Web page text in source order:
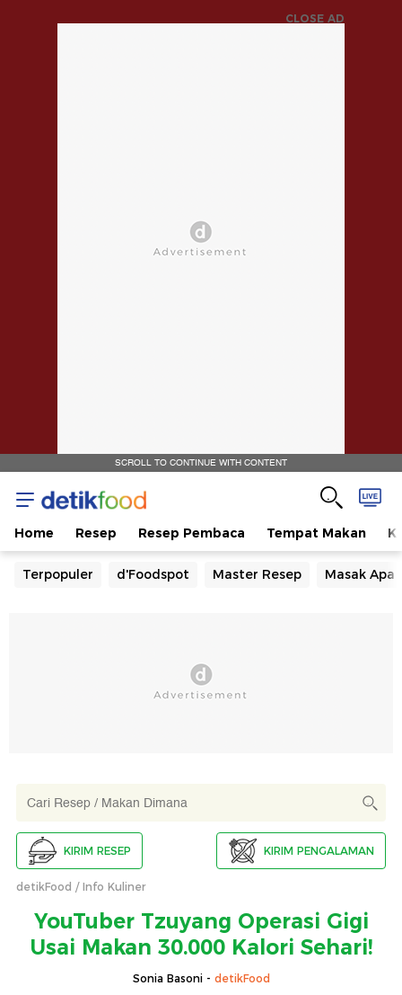
CLOSE AD
SCROLL TO CONTINUE WITH CONTENT
Home Resep Resep Pembaca Tempat Makan
Terpopuler d'Foodspot Master Resep Masak Apa
KIRIM RESEP KIRIM PENGALAMAN
detikFood Info Kuliner
YouTuber Tzuyang Operasi Gigi
Usai Makan 30.000 Kalori Sehari!
Sonia Basoni - detikFood